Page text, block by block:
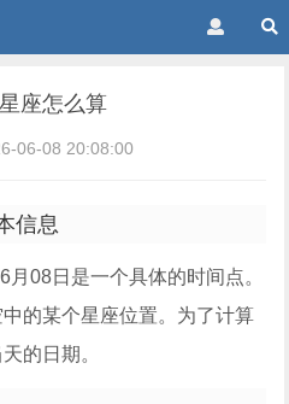
座怎么算
06-08 20:08:00
信息
08日是一个具体的时间点。
的某个星座位置。为了计算
的日期。